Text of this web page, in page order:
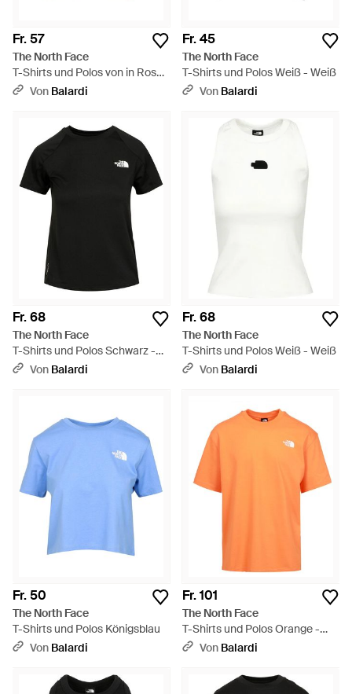
Fr. 57
The North Face
T-Shirts und Polos von in Rosa -
PinkVon Balardi
Fr. 45
The North Face
T-Shirts und Polos Weiß - Weiß
Von Balardi
Fr. 68
The North Face
T-Shirts und Polos Schwarz -
Schwarz
Von Balardi
Fr. 68
The North Face
T-Shirts und Polos Weiß - Weiß
Von Balardi
Fr. 50
The North Face
T-Shirts und Polos Königsblau
Von Balardi
Fr. 101
The North Face
T-Shirts und Polos Orange -
Orange
Von Balardi